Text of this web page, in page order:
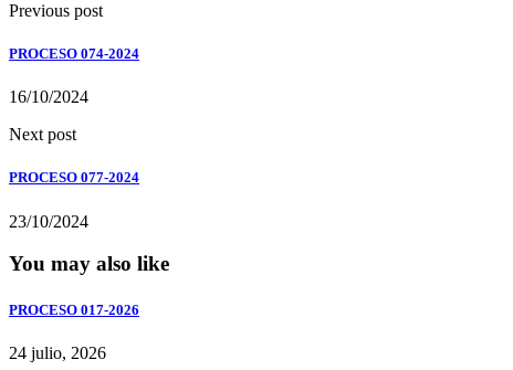
Previous post
PROCESO 074-2024
16/10/2024
Next post
PROCESO 077-2024
23/10/2024
You may also like
PROCESO 017-2026
24 julio, 2026